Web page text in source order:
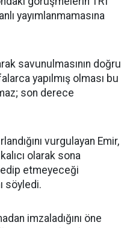
yayımlanmamasına
savunulmasının doğru
yapılmış olması bu
son derece
vurgulayan Emir,
olarak sona
etmeyeceği
söyledi.
imzaladığını öne